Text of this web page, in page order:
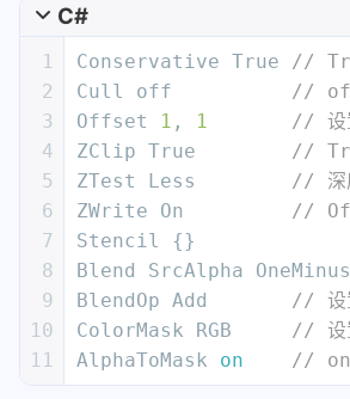
26
27
28
29
30
31
32
33
34
35
36
float2
        };
half
        half _Metallic;
        fixed4 _Color;
void (
        {
fixed4 c =
C#
1
2
3
4
5
6
7
8
9
10
11
Conservative True //
Cull off //
Offset
1 , 1
// 设
ZClip True //
ZTest Less // 深
ZWrite On // Off(
Blend SrcAlpha
BlendOp Add // 设
ColorMask RGB // 设
AlphaToMask on // on/